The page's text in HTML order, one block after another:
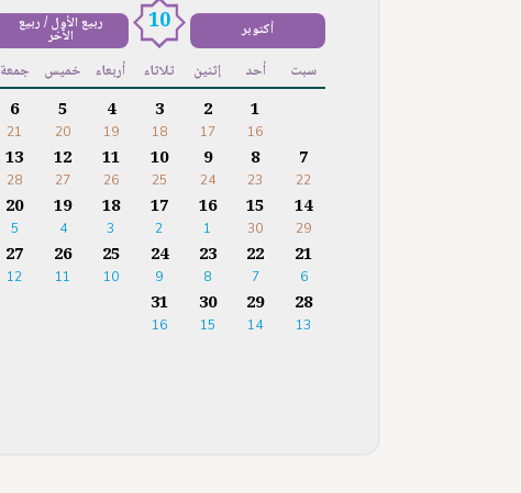
أكتوبر 10 ربيع الأول / ربيع
الآخر
سبت أحد إثنين ثلاثاء أربعاء خميس جمعة
1
16
2
17
3
18
4
19
5
20
6
21
7
22
8
23
9
24
10
25
11
26
12
27
13
28
14
29
15
30
16
1
17
2
18
3
19
4
20
5
21
6
22
7
23
8
24
9
25
10
26
11
27
12
28
13
29
14
30
15
31
16